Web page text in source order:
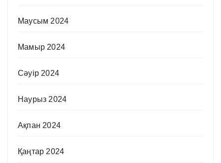
Маусым 2024
Мамыр 2024
Сәуір 2024
Наурыз 2024
Ақпан 2024
Қаңтар 2024